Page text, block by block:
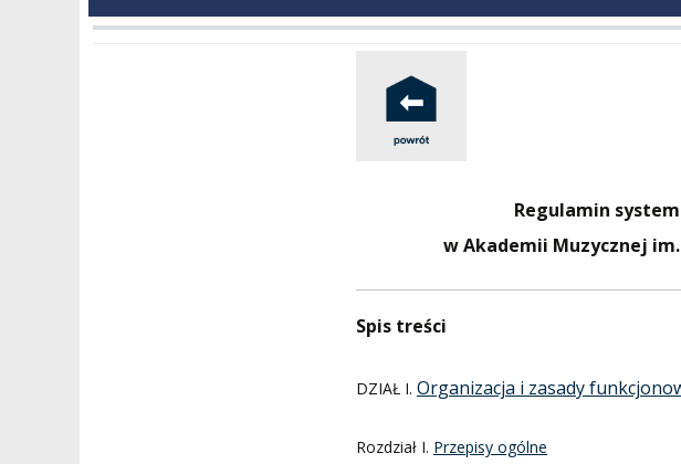
STUDIA PODYPLOMOWE
NOSTRYFIKACJA
DYPLOMÓW
POSTĘPOWANIA
POTWIERDZANIE EFEKTÓW
UCZENIA SIĘ
DOKUMENTY PUBLICZNE
Regulamin
w Akademii Muzycznej
Spis treści
DZIAŁ I. Organizacja i zasady
Rozdział I. Przepisy ogólne